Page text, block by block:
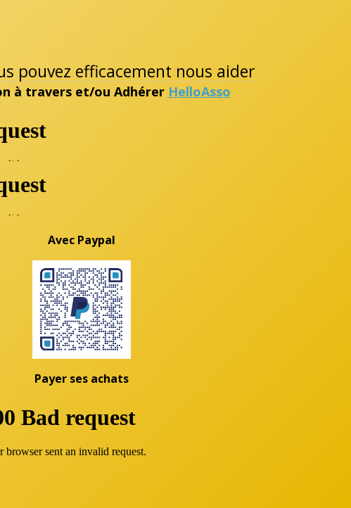
pouvez efficacement nous aider
à travers et/ou Adhérer HelloAsso
Avec Paypal
Payer ses achats